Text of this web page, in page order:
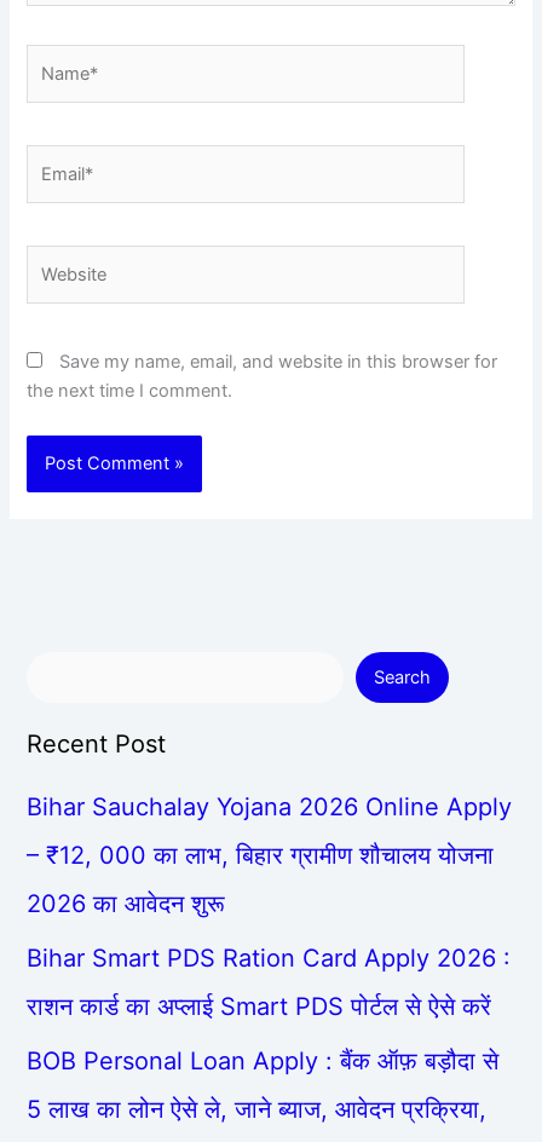
Save my name, email, and website in this browser for
the next time I comment.
Search
Recent Post
Bihar Sauchalay Yojana 2026 Online Apply
– ₹12, 000 का लाभ, बिहार ग्रामीण शौचालय योजना
2026 का आवेदन शुरू
Bihar Smart PDS Ration Card Apply 2026 :
राशन कार्ड का अप्लाई Smart PDS पोर्टल से ऐसे करें
BOB Personal Loan Apply : बैंक ऑफ़ बड़ौदा से
5 लाख का लोन ऐसे ले, जाने ब्याज, आवेदन प्रक्रिया,